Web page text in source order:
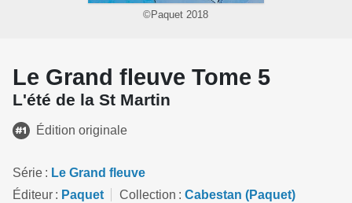
©Paquet 2018
Le Grand fleuve Tome 5
L'été de la St Martin
Édition originale
Série
Le Grand fleuve
Éditeur
Paquet Collection Cabestan (Paquet)